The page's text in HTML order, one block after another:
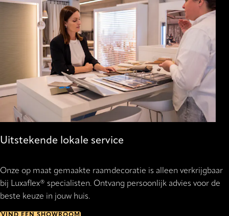
Uitstekende lokale service
Onze op maat gemaakte raamdecoratie is alleen verkrijgbaar
bij Luxaflex® specialisten. Ontvang persoonlijk advies voor de
beste keuze in jouw huis.